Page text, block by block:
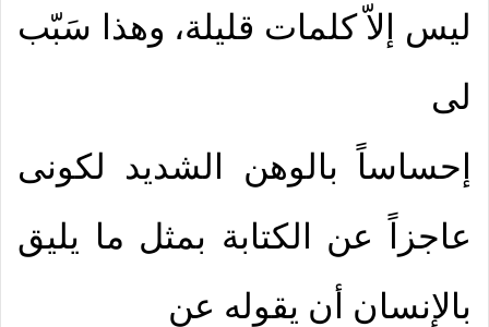
ليس إلاّ كلمات قليلة، وهذا سَبّب
لى
إحساساً بالوهن الشديد لكونى
عاجزاً عن الكتابة بمثل ما يليق
بالإنسان أن يقوله عن